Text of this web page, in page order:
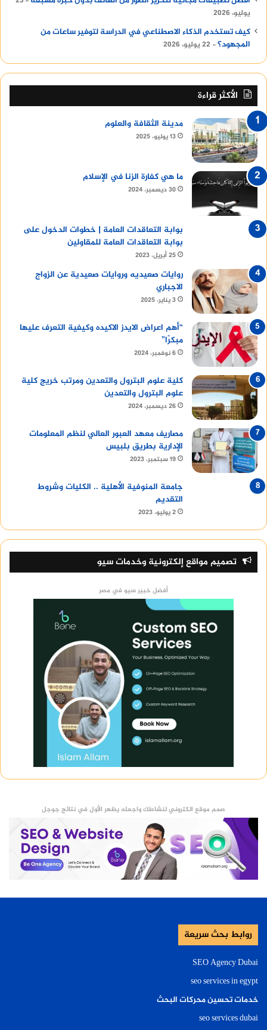
يوليو، 2026
كيف تستخدم الذكاء الاصطناعي في الدراسة لتوفير ساعات من
المجهود؟ 22 يوليو، 2026
الأكثر قراءة
مدينة الثقافة والعلوم
13 يوليو، 2025
ما هي كفارة الزنا في الإسلام
30 ديسمبر، 2024
بوابة التعاقدات العامة | خطوات الدخول على
بوابة التعاقدات العامة للمقاولين
25 أبريل، 2023
روايات صعيديه وروايات صعيدية عن الزواج
الاجباري
3 يناير، 2025
“أهم اعراض الايدز الاكيده وكيفية التعرف عليها
مبكرًا”
6 نوفمبر، 2024
كلية علوم البترول والتعدين ومرتب خريج كلية
علوم البترول والتعدين
26 ديسمبر، 2024
مصاريف معهد العبور العالي لنظم المعلومات
الإدارية بطريق بلبيس
19 سبتمبر، 2023
جامعة المنوفية الأهلية .. الكليات وشروط
التقديم
2 يوليو، 2023
تصميم مواقع إلكترونية وخدمات سيو
أفضل خبير سيو في مصر
صمم موقع الكتروني لنشاطك واجعله يظهر الأول في نتائج جوجل
روابط بحث سريعة
SEO Agency Dubai
seo services in egypt
خدمات تحسين محركات البحث
seo services dubai